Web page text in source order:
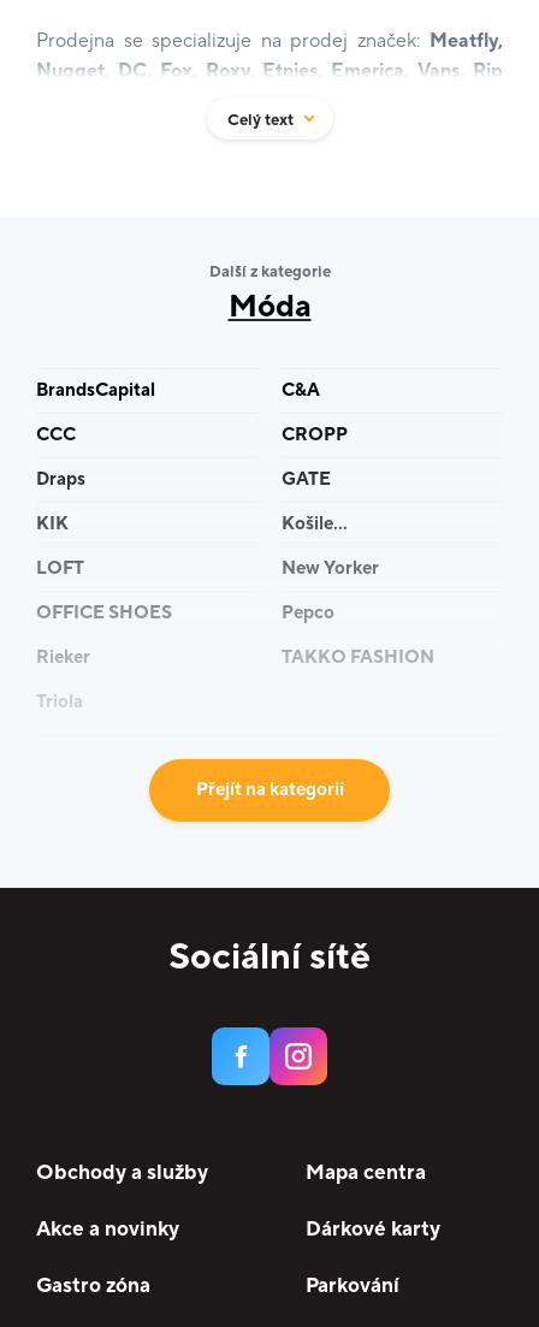
Prodejna se specializuje na prodej značek: Meatfly,
Nugget, DC, Fox, Roxy, Etnies, Emerica, Vans, Rip
Ride Snowboards a Dakine.
rukavice, čepice, snowboardy, snowboardové
vybavení a doplňky
Celý text
Další z kategorie
Móda
BrandsCapital
C&A
CCC
CROPP
Draps
GATE
KIK
Košile...
LOFT
New Yorker
OFFICE SHOES
Pepco
Rieker
TAKKO FASHION
Triola
Přejít na kategorii
Sociální sítě
Obchody a služby Mapa centra
Akce a novinky Dárkové karty
Gastro zóna Parkování